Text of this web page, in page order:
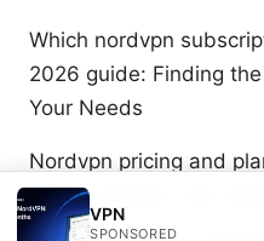
Which nordvpn
2026 guide: Finding
Your Needs
Nordvpn pricing and
Smart choices, real
VPN
SPONSORED